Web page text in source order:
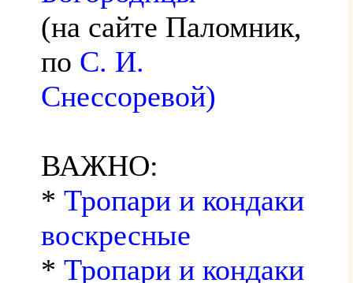
(на сайте Паломник,
по С. И.
Снессоревой)
ВАЖНО:
* Тропари и кондаки
воскресные
* Тропари и кондаки